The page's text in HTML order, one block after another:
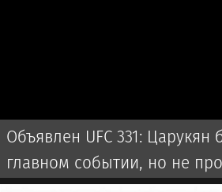
Объявлен UFC 331: Царукян
главном событии, но не